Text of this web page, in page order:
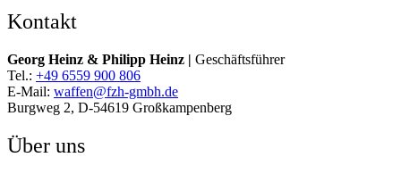
Kontakt
Georg Heinz & Philipp Heinz | Geschäftsführer
Tel.: +49 6559 900 806
E-Mail: waffen@fzh-gmbh.de
Burgweg 2, D-54619 Großkampenberg
Über uns